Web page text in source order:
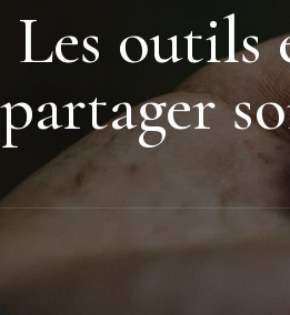
Les outils
partager